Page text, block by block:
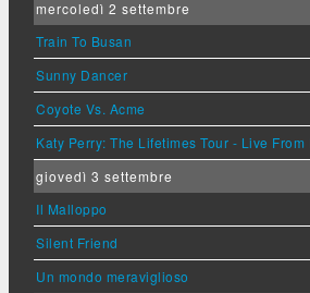
mercoledì 2 settembre
Train To Busan
Sunny Dancer
Coyote Vs. Acme
Katy Perry: The Lifetimes Tour - Live From
giovedì 3 settembre
Il Malloppo
Silent Friend
Un mondo meraviglioso